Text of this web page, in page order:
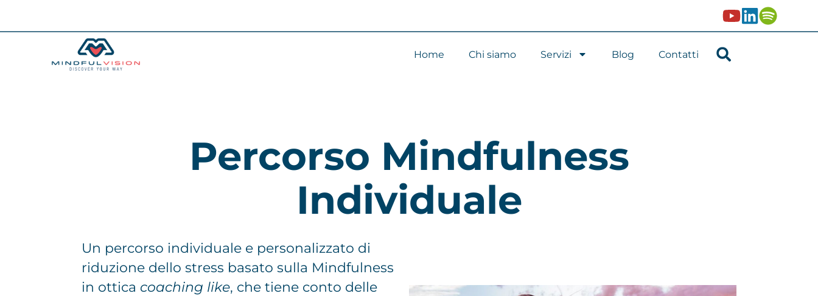
Home Chi siamo Servizi Blog Contatti
Percorso Mindfulness
Individuale
Un percorso individuale e personalizzato di
riduzione dello stress basato sulla Mindfulness
in ottica coaching like, che tiene conto delle